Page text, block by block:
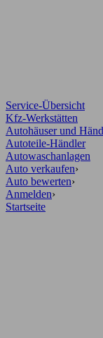
Service-Übersicht
Kfz-Werkstätten
Autohäuser und
Autoteile-Händler
Autowaschanlagen
Auto verkaufen›
Auto bewerten›
Anmelden›
Startseite